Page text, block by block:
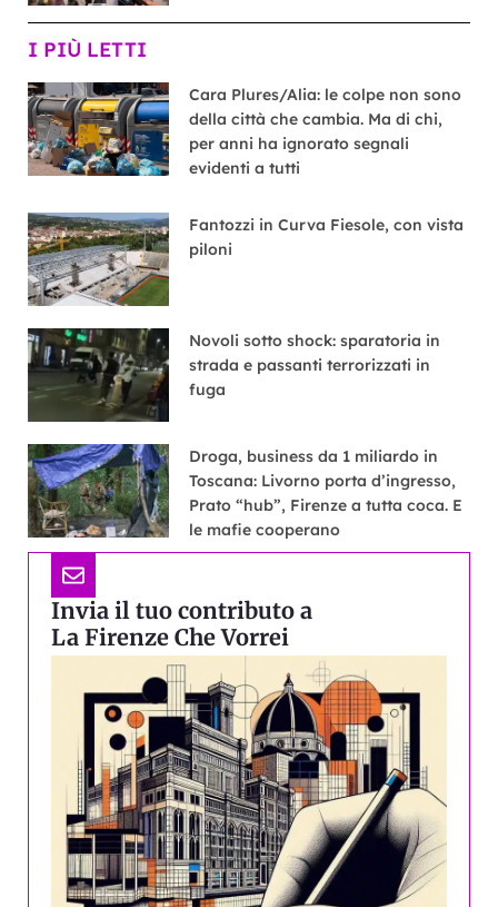
I PIÙ LETTI
Cara Plures/Alia: le colpe non sono
della città che cambia. Ma di chi,
per anni ha ignorato segnali
evidenti a tutti
Fantozzi in Curva Fiesole, con vista
piloni
Novoli sotto shock: sparatoria in
strada e passanti terrorizzati in
fuga
Droga, business da 1 miliardo in
Toscana: Livorno porta d’ingresso,
Prato “hub”, Firenze a tutta coca. E
le mafie cooperano
Invia il tuo contributo a
La Firenze Che Vorrei